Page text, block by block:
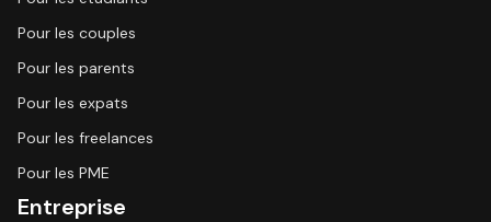
Pour les couples
Pour les parents
Pour les expats
Pour les freelances
Pour les PME
Entreprise